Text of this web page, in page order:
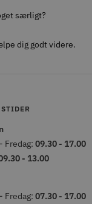
særligt?
dig godt videre.
Fredag: 09.30 - 17.00
- 13.00
Fredag: 07.30 - 17.00